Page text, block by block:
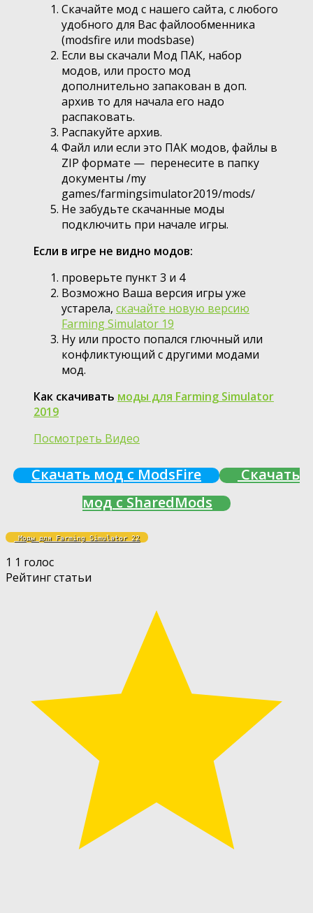
Скачайте мод с нашего сайта, с любого
удобного для Вас файлообменника
(modsfire или modsbase)
Если вы скачали Мод ПАК, набор
модов, или просто мод
дополнительно запакован в доп.
архив то для начала его надо
распаковать.
Распакуйте архив.
Файл или если это ПАК модов, файлы в
ZIP формате — перенесите в папку
документы /my
games/farmingsimulator2019/mods/
Не забудьте скачанные моды
подключить при начале игры.
Если в игре не видно модов:
проверьте пункт 3 и 4
Возможно Ваша версия игры уже
устарела, скачайте новую версию
Farming Simulator 19
Ну или просто попался глючный или
конфликтующий с другими модами
мод.
Как скачивать моды для Farming Simulator
2019
Посмотреть Видео
Скачать мод с ModsFire
Скачать
мод с SharedMods
Моды для Farming Simulator 22
1 1 голос
Рейтинг статьи